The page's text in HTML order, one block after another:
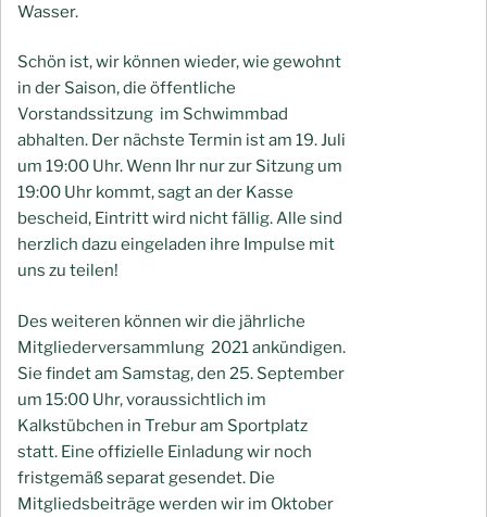
Wasser.
Schön ist, wir können wieder, wie gewohnt
in der Saison, die öffentliche
Vorstandssitzung im Schwimmbad
abhalten. Der nächste Termin ist am 19. Juli
um 19:00 Uhr. Wenn Ihr nur zur Sitzung um
19:00 Uhr kommt, sagt an der Kasse
bescheid, Eintritt wird nicht fällig. Alle sind
herzlich dazu eingeladen ihre Impulse mit
uns zu teilen!
Des weiteren können wir die jährliche
Mitgliederversammlung 2021 ankündigen.
Sie findet am Samstag, den 25. September
um 15:00 Uhr, voraussichtlich im
Kalkstübchen in Trebur am Sportplatz
statt. Eine offizielle Einladung wir noch
fristgemäß separat gesendet. Die
Mitgliedsbeiträge werden wir im Oktober